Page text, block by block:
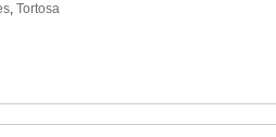
, Tortosa